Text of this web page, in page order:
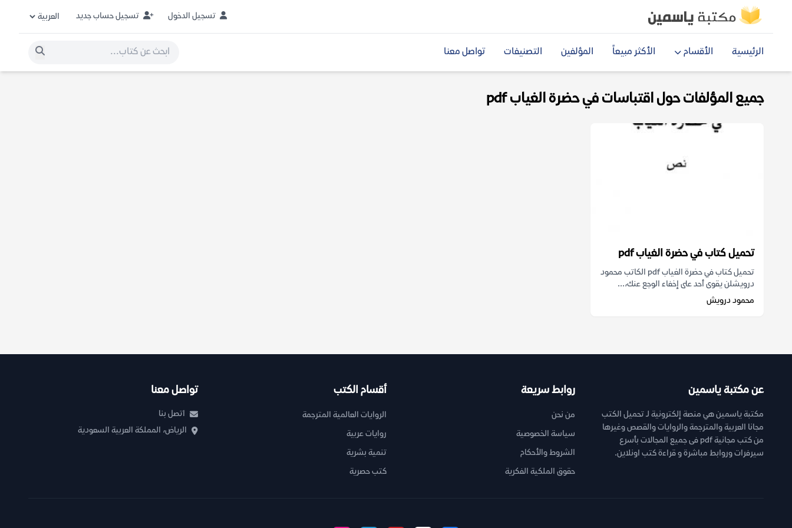
تسجيل الدخول تسجيل حساب جديد
الرئيسية الأقسام الأكثر مبيعاً المؤلفين التصنيفات تواصل معنا
جميع المؤلفات حول اقتباسات في حضرة الغياب pdf
تحميل كتاب في حضرة الغياب pdf
تحميل كتاب في حضرة الغياب pdf الكاتب محمود
درويشلن يقوى أحد على إخفاء الوجع عنك،...
محمود درويش
عن مكتبة ياسمين
مكتبة ياسمين هي منصة إلكترونية لـ تحميل الكتب
مجانا العربية والمترجمة والروايات والقصص وغيرها
من كتب مجانية pdf فى جميع المجالات بأسرع
سيرفرات وروابط مباشرة و قراءة كتب اونلاين.
روابط سريعة
من نحن
سياسة الخصوصية
الشروط والأحكام
حقوق الملكية الفكرية
أقسام الكتب
الروايات العالمية المترجمة
روايات عربية
تنمية بشرية
كتب حصرية
تواصل معنا
اتصل بنا
الرياض، المملكة العربية السعودية